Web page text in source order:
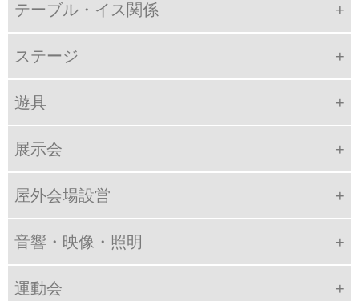
テーブル・イス関係
ステージ
遊具
展示会
屋外会場設営
音響・映像・照明
運動会